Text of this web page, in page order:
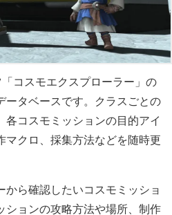
コスモエクスプローラー」の
ータベースです。クラスごとの
各コスモミッションの目的アイ
マクロ、採集方法などを随時更
から確認したいコスモミッショ
ションの攻略方法や場所、制作